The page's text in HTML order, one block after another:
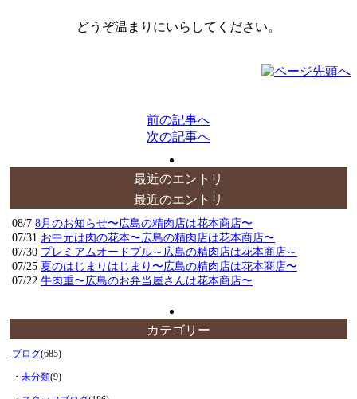
どうぞ温まりにいらしてください。
前の記事へ
次の記事へ
最近のエントリ
最近のエントリ
08/7 8月のお知らせ〜広島の精肉店は花本商店〜
07/31 お中元は肉の花本〜広島の精肉店は花本商店〜
07/30 プレミアムオードブル～広島の精肉店は花本商店～
07/25 夏のはじまりはじまり〜広島の精肉店は花本商店〜
07/22 牛肉重〜広島のお弁当屋さんは花本商店〜
カテゴリー
ブログ(685)
・ 未分類(9)